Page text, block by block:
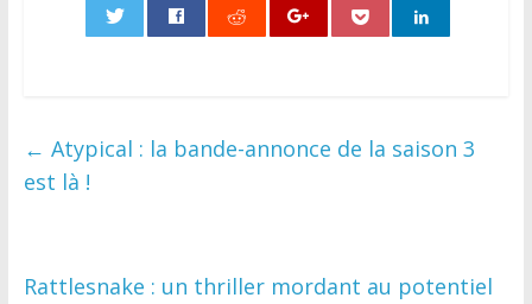
← Atypical : la bande-annonce de la saison 3
est là !
Rattlesnake : un thriller mordant au potentiel